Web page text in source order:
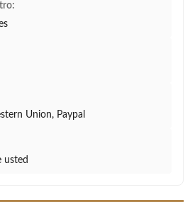
Union, Paypal
usted